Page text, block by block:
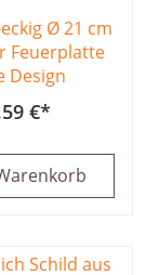
Ø 21 cm
Feuerplatte
Design
€